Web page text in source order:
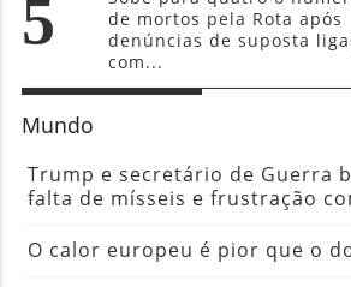
5
de mortos pela Rota após
denúncias de suposta
com...
Mundo
Trump e secretário de Guerra
falta de mísseis e frustração
O calor europeu é pior que o